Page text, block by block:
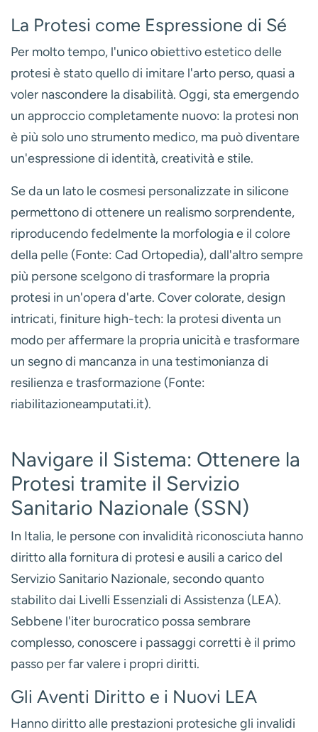
La Protesi come Espressione di Sé
Per molto tempo, l'unico obiettivo estetico delle
protesi è stato quello di imitare l'arto perso, quasi a
voler nascondere la disabilità. Oggi, sta emergendo
un approccio completamente nuovo: la protesi non
è più solo uno strumento medico, ma può diventare
un'espressione di identità, creatività e stile.
Se da un lato lecosmesi personalizzate in silicone
permettono di ottenere un realismo sorprendente,
riproducendo fedelmente la morfologia e il colore
della pelle (Fonte: Cad Ortopedia), dall'altro sempre
più persone scelgono di trasformare la propria
protesi in un'opera d'arte. Cover colorate, design
intricati, finiture high-tech: la protesi diventa un
modo per affermare la propria unicità e trasformare
un segno di mancanza in una testimonianza di
resilienza e trasformazione (Fonte:
riabilitazioneamputati.it).